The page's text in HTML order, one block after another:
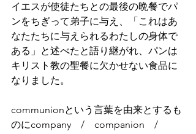
イエスが使徒たちとの最後の晩餐でパ
ンをちぎって弟子に与え、「これはあ
なたたちに与えられるわたしの身体で
ある」と述べたと語り継がれ、パンは
キリスト教の聖餐に欠かせない食品に
なりました。
communionという言葉を由来とするも
のにcompany　/　companion　/